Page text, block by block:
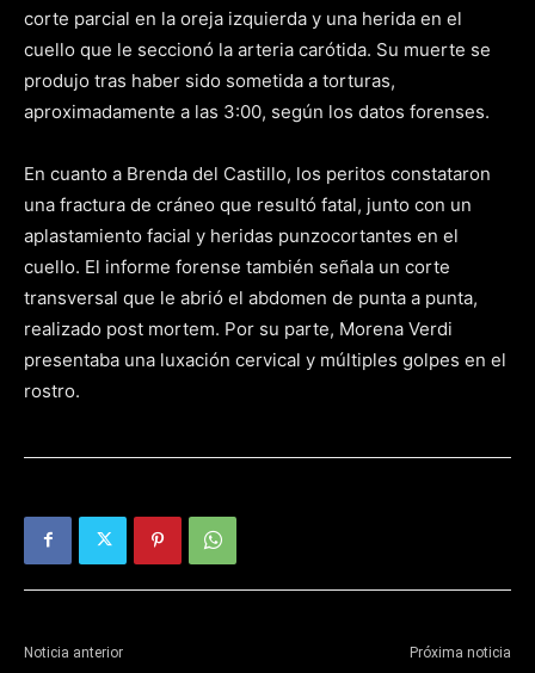
corte parcial en la oreja izquierda y una herida en el
cuello que le seccionó la arteria carótida. Su muerte se
produjo tras haber sido sometida a torturas,
aproximadamente a las 3:00, según los datos forenses.
En cuanto a Brenda del Castillo, los peritos constataron
una fractura de cráneo que resultó fatal, junto con un
aplastamiento facial y heridas punzocortantes en el
cuello. El informe forense también señala un corte
transversal que le abrió el abdomen de punta a punta,
realizado post mortem. Por su parte, Morena Verdi
presentaba una luxación cervical y múltiples golpes en el
rostro.
Noticia anterior Próxima noticia